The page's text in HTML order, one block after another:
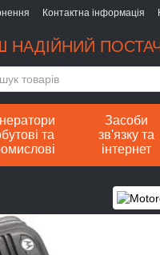
Контактна інформація
НАДІЙНИЙ
та
Засоби
зв'язку та
інтернет